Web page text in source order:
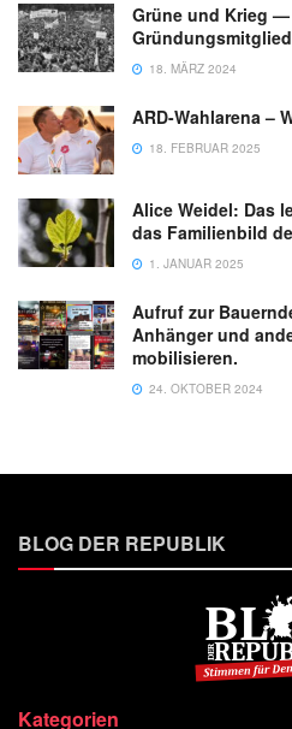
Grüne und Krieg
18. MÄRZ 2024
ARD-Wahlarena –
18. FEBRUAR 2025
Alice Weidel: Das
das Familienbild
1. JANUAR 2025
Aufruf zur
Anhänger und
mobilisieren.
24. OKTOBER 2024
BLOG DER REPUBLIK
Kategorien